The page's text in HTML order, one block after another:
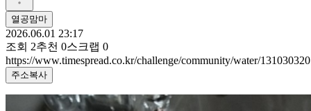
열공맘마
2026.06.01 23:17
조회 2추천 0스크랩 0
https://www.timespread.co.kr/challenge/community/water/131030320
주소복사